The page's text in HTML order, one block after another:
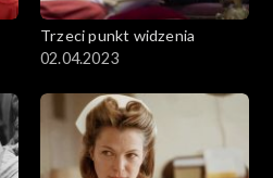
Trzeci punkt widzenia
02.04.2023